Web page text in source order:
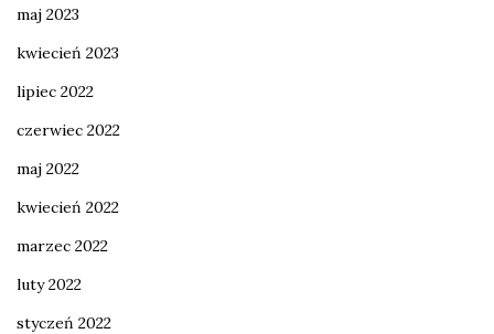
maj 2023
kwiecień 2023
lipiec 2022
czerwiec 2022
maj 2022
kwiecień 2022
marzec 2022
luty 2022
styczeń 2022